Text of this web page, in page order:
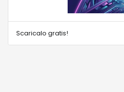
Scaricalo gratis!